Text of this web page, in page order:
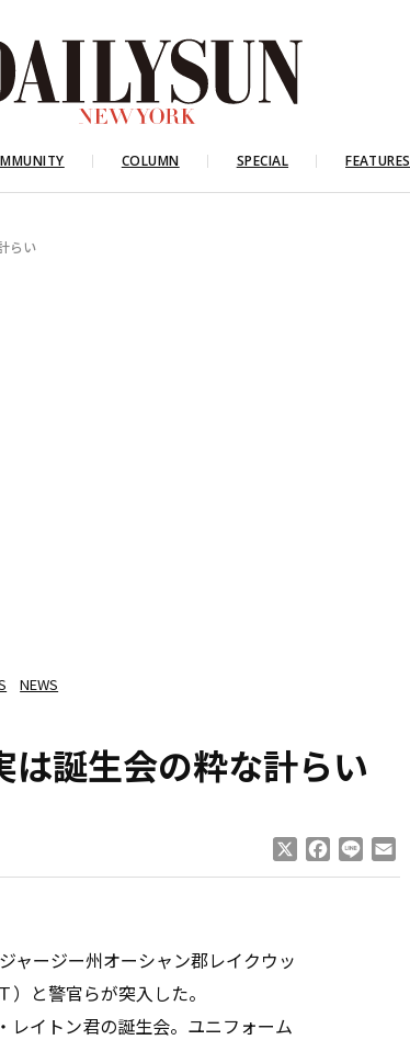
COLUMN SPECIAL FEATURES
らい
NEWS
誕生会の粋な計らい
Facebook
Line
ャージー州オーシャン郡レイクウッ
と警官らが突入した。
イトン君の誕生会。ユニフォーム